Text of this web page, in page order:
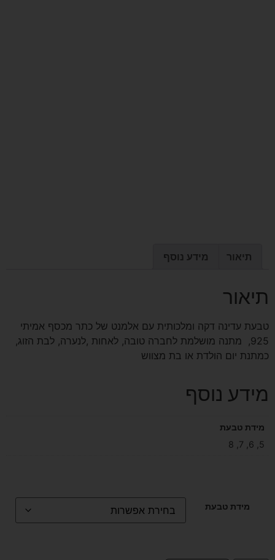
תיאור מידע נוסף
תיאור
טבעת עדינה דקה ומלכותית עם אלמנט של כתר מכסף אמיתי
925, מתנה מושלמת לחברה טובה, לאחות ,לנערה, לבת הזוג,
כמתנת יום הולדת או בת מצווש
מידע נוסף
מידת טבעת
5, 6, 7, 8
מידת טבעת